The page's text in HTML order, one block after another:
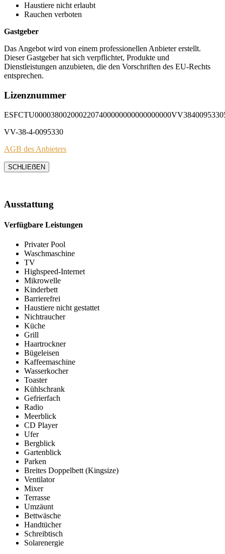
Haustiere nicht erlaubt
Rauchen verboten
Gastgeber
Das Angebot wird von einem professionellen Anbieter erstellt.
Dieser Gastgeber hat sich verpflichtet, Produkte und
Dienstleistungen anzubieten, die den Vorschriften des EU-Rechts
entsprechen.
Lizenznummer
VV-38-4-0095330
AGB des Anbieters
SCHLIEẞEN
Ausstattung
Verfügbare Leistungen
Privater Pool
Waschmaschine
TV
Highspeed-Internet
Mikrowelle
Kinderbett
Barrierefrei
Haustiere nicht gestattet
Nichtraucher
Küche
Grill
Haartrockner
Bügeleisen
Kaffeemaschine
Wasserkocher
Toaster
Kühlschrank
Gefrierfach
Radio
Meerblick
CD Player
Ufer
Bergblick
Gartenblick
Parken
Breites Doppelbett (Kingsize)
Ventilator
Mixer
Terrasse
Umzäunt
Bettwäsche
Handtücher
Schreibtisch
Solarenergie